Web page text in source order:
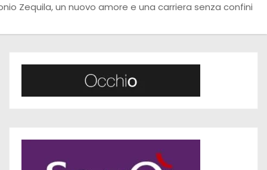
Zequila, un nuovo amore e una carriera senza confini